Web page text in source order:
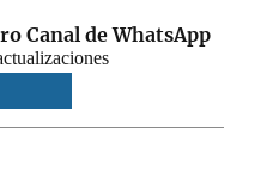
Canal de WhatsApp